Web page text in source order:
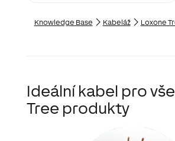
Knowledge Base Kabeláž Loxone
Ideální kabel pro
Tree produkty